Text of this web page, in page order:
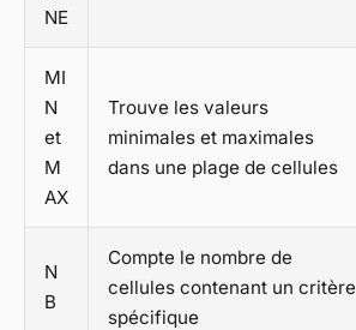
NE
MI
N
et
M
AX
Trouve les valeurs
minimales et maximales
dans une plage de cellules
N
B
Compte le nombre de
cellules contenant un critère
spécifique